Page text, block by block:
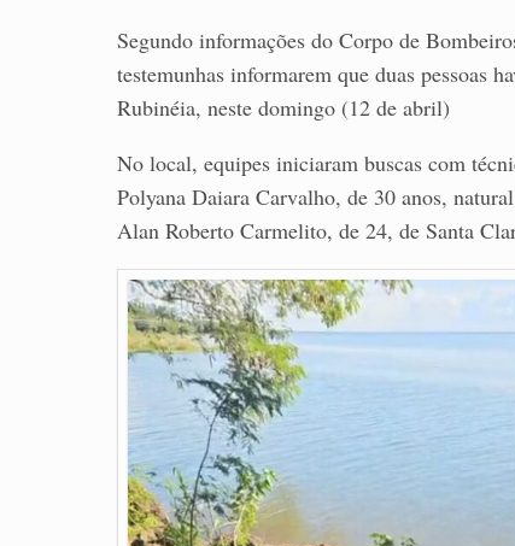
Segundo informações do Corpo de
testemunhas informarem que duas pessoas
Rubinéia, neste domingo (12 de abril)
No local, equipes iniciaram buscas com
Polyana Daiara Carvalho, de 30 anos,
Alan Roberto Carmelito, de 24, de Santa